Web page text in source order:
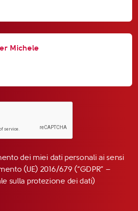
dei miei dati personali ai sensi
(UE) 2016/679 (“GDPR” –
sulla protezione dei dati)